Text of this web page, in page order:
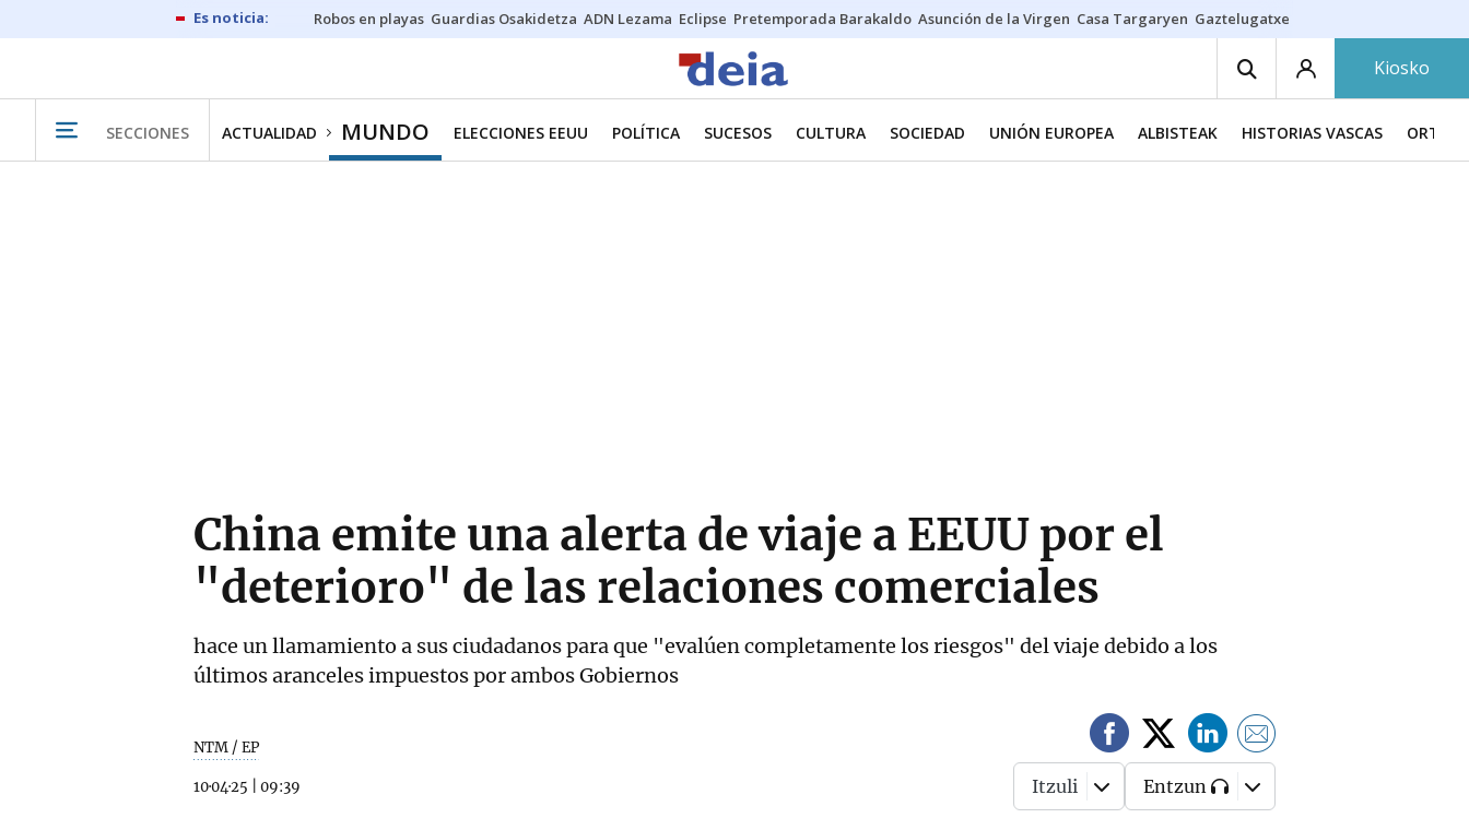
Robos en playas Guardias Osakidetza ADN Lezama Eclipse Pretemporada Barakaldo Asunción de la Virgen Casa Targaryen Gaztelugatxe
Kiosko
SECCIONES ACTUALIDAD MUNDO ELECCIONES EEUU POLÍTICA SUCESOS CULTURA SOCIEDAD UNIÓN EUROPEA ALBISTEAK HISTORIAS VASCAS
China emite una alerta de viaje a EEUU por el
"deterioro" de las relaciones comerciales
hace un llamamiento a sus ciudadanos para que "evalúen completamente los riesgos" del viaje debido a los
últimos aranceles impuestos por ambos Gobiernos
NTM / EP
10·04·25 09:39 Itzuli Entzun